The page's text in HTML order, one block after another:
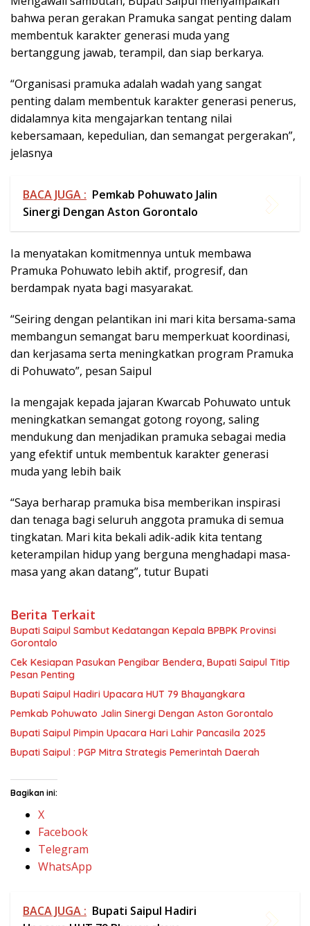
kebersamaan, kepedulian, dan semangat pergerakan”,
jelasnya
BACA JUGA :
Pemkab Pohuwato Jalin
Sinergi Dengan Aston Gorontalo
Ia menyatakan komitmennya untuk membawa
Pramuka Pohuwato lebih aktif, progresif, dan
“Seiring dengan pelantikan ini mari kita bersama-sama
membangun semangat baru memperkuat koordinasi,
dan kerjasama serta meningkatkan program Pramuka
di Pohuwato”, pesan Saipul
Ia mengajak kepada jajaran Kwarcab Pohuwato untuk
mendukung dan menjadikan pramuka sebagai media
yang efektif untuk membentuk karakter generasi
muda yang lebih baik
dan tenaga bagi seluruh anggota pramuka di semua
tingkatan. Mari kita bekali adik-adik kita tentang
keterampilan hidup yang berguna menghadapi masa-
masa yang akan datang”, tutur Bupati
Berita Terkait
Bupati Saipul Sambut Kedatangan Kepala BPBPK Provinsi
Gorontalo
Cek Kesiapan Pasukan Pengibar Bendera, Bupati Saipul Titip
Pesan Penting
Bupati Saipul Hadiri Upacara HUT 79 Bhayangkara
Bupati Saipul Pimpin Upacara Hari Lahir Pancasila 2025
Bupati Saipul : PGP Mitra Strategis Pemerintah Daerah
Bagikan ini:
X
Facebook
Telegram
WhatsApp
BACA JUGA :
Upacara HUT 79 Bhayangkara